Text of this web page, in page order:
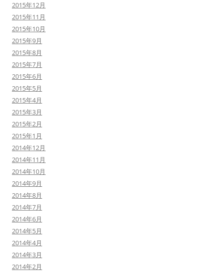
2015年12月
2015年11月
2015年10月
2015年9月
2015年8月
2015年7月
2015年6月
2015年5月
2015年4月
2015年3月
2015年2月
2015年1月
2014年12月
2014年11月
2014年10月
2014年9月
2014年8月
2014年7月
2014年6月
2014年5月
2014年4月
2014年3月
2014年2月